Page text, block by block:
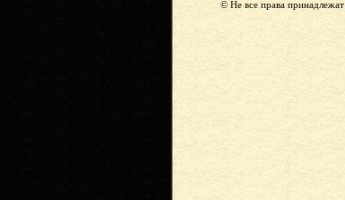
© Не все права принадлежат